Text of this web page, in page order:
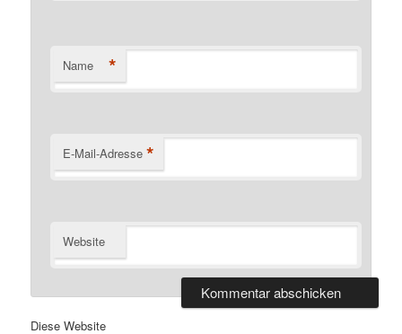
Name *
E-Mail-Adresse *
Website
Diese Website